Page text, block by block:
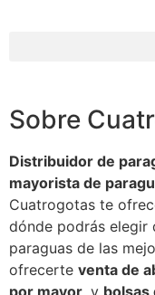
Sobre
Distribuidor de
mayorista de
Cuatrogotas te
dónde podrás elegir
paraguas de las
ofrecerte venta de